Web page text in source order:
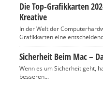
Die Top-Grafikkarten
Kreative
In der Welt der
Grafikkarten eine
Sicherheit Beim Mac –
Wenn es um Sicherheit geht,
besseren...